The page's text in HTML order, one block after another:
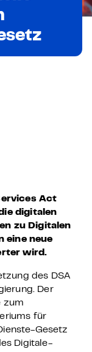
Act
digitalen
zu Digitalen
eine neue
wird.
des DSA
Der
zum
für
Gesetz
Digitale-